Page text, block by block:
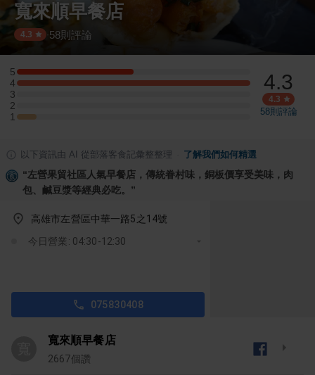
寬來順早餐店
4.3 ·58則評論
5
5 星：6 則評論
4
4 星：12 則評論
3
3 星：0 則評論
2
2 星：0 則評論
1
1 星：1 則評論
4.3
4.3
58則評論
以下資訊由 AI 從部落客食記彙整整理 了解我們如何精選
“左營果貿社區人氣早餐店，傳統眷村味，銅板價享受美味，肉
包、鹹豆漿等經典必吃。 ”
高雄市左營區中華一路5之14號
今日營業: 04:30-12:30
075830408
寬來順早餐店
2667個讚